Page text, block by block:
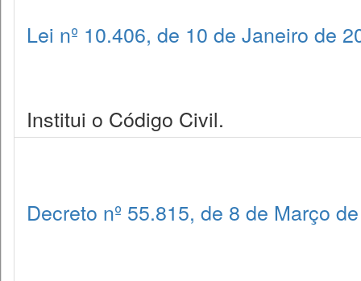
Lei nº 10.406, de 10 de Janeiro de
Institui o Código Civil.
Decreto nº 55.815, de 8 de Março